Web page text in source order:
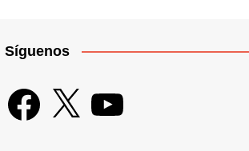
Síguenos
Facebook
X YouTube